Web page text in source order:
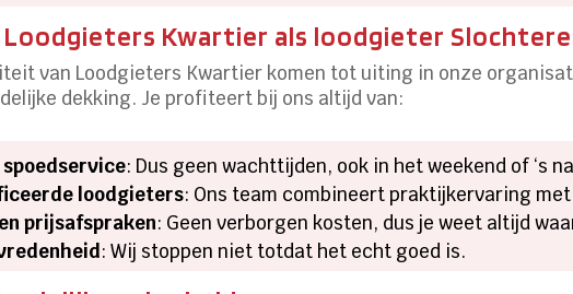
Kwartier als loodgieter
van Loodgieters Kwartier komen tot uiting in onze
dekking. Je profiteert bij ons altijd van:
: Dus geen wachttijden, ook in het weekend of ‘s
loodgieters: Ons team combineert praktijkervaring
prijsafspraken: Geen verborgen kosten, dus je weet altijd
: Wij stoppen niet totdat het echt goed is.